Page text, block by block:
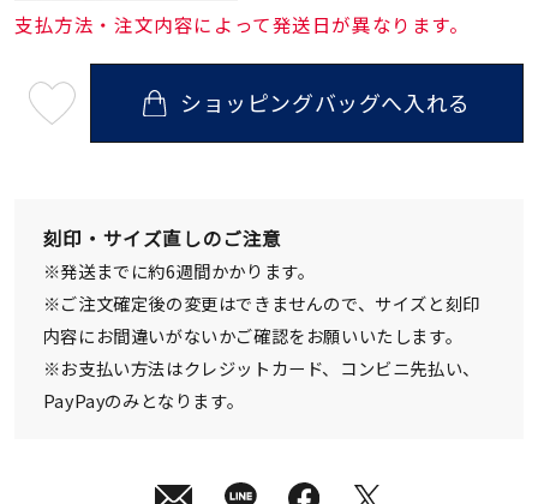
支払方法・注文内容によって発送日が異なります。
08
送
¥61,600 (tax
in)
ショッピングバッグへ入れる
刻印・サイズ直しのご注意
※発送までに約6週間かかります。
※ご注文確定後の変更はできませんので、サイズと刻印
内容にお間違いがないかご確認をお願いいたします。
※お支払い方法はクレジットカード、コンビニ先払い、
PayPayのみとなります。